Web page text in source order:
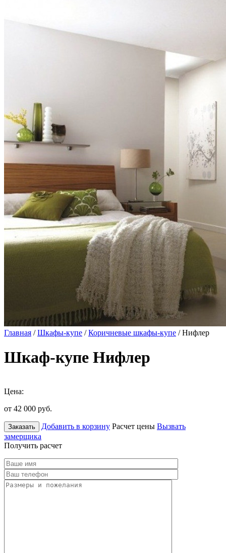
Главная /Шкафы-купе /Коричневые шкафы-купе / Нифлер
Шкаф-купе Нифлер
Цена:
от 42 000 руб.
Заказать Добавить в корзину Расчет цены Вызвать
замерщика
Получить расчет